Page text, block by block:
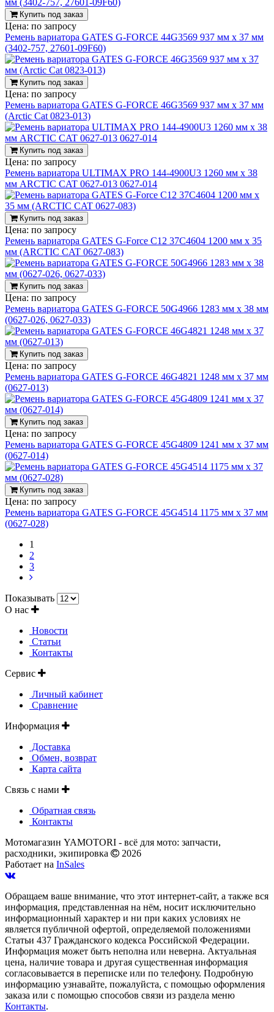
Купить под заказ
Цена: по запросу
Ремень вариатора GATES G-FORCE 44G3569 937 мм х 37 мм
(3402-757, 27601-09F60)
Купить под заказ
Цена: по запросу
Ремень вариатора GATES G-FORCE 46G3569 937 мм х 37 мм
(Arctic Cat 0823-013)
Купить под заказ
Цена: по запросу
Ремень вариатора ULTIMAX PRO 144-4900U3 1260 мм x 38
мм ARCTIC CAT 0627-013 0627-014
Купить под заказ
Цена: по запросу
Ремень вариатора GATES G-Force C12 37C4604 1200 мм х 35
мм (ARCTIC CAT 0627-083)
Купить под заказ
Цена: по запросу
Ремень вариатора GATES G-FORCE 50G4966 1283 мм х 38 мм
(0627-026, 0627-033)
Купить под заказ
Цена: по запросу
Ремень вариатора GATES G-FORCE 46G4821 1248 мм х 37 мм
(0627-013)
Купить под заказ
Цена: по запросу
Ремень вариатора GATES G-FORCE 45G4809 1241 мм х 37 мм
(0627-014)
Купить под заказ
Цена: по запросу
Ремень вариатора GATES G-FORCE 45G4514 1175 мм х 37 мм
(0627-028)
1
2
3
Показывать
О нас
Новости
Статьи
Контакты
Сервис
Личный кабинет
Сравнение
Информация
Доставка
Обмен, возврат
Карта сайта
Связь с нами
Обратная связь
Контакты
Мотомагазин YAMOTORI - всё для мото: запчасти,
расходники, экипировка
2026
Работает на InSales
Обращаем ваше внимание, что этот интернет-сайт, а также вся
информация, представленная на нём, носит исключительно
информационный характер и ни при каких условиях не
является публичной офертой, определяемой положениями
Статьи 437 Гражданского кодекса Российской Федерации.
Информация может быть неполна или неверна. Актуальная
цена, наличие товара и другая существенная информация
согласовывается в переписке или по телефону. Подробную
информацию узнавайте, пожалуйста, с помощью оформления
заказа или с помощью способов связи из раздела меню
Контакты.